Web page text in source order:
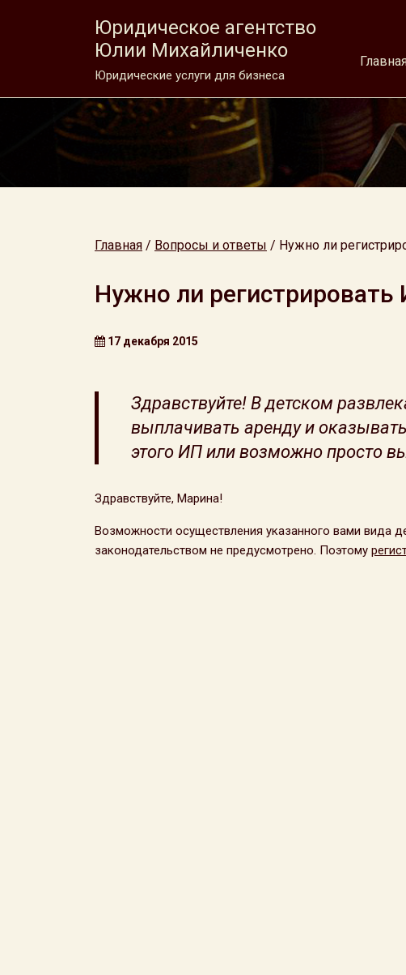
Юридическое агентство
Юлии Михайличенко
Юридические услуги для бизнеса
Главная / Вопросы и ответы / Нужно ли
Нужно ли регистрировать
17 декабря 2015
Здравствуйте! В детском
выплачивать аренду и
этого ИП или возможно просто
Здравствуйте, Марина!
Возможности осуществления указанного вами вида
законодательством не предусмотрено. Поэтому